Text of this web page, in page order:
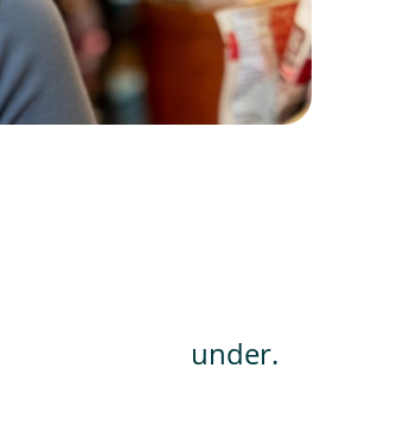
for alle våre kunder.